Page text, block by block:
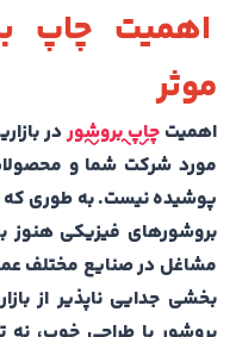
اهمیت چاپ
موثر
اهمیت چاپ بروشوردر
مورد شرکت شما و
پوشیده نیست. به طوری که
بروشورهای فیزیکی هنوز
مشاغل در صنایع مختلف
بخشی جدایی ناپذیر از